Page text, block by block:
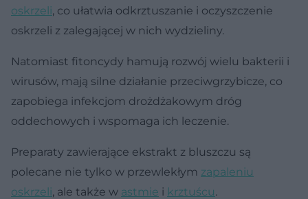
oskrzeli, co ułatwia odkrztuszanie i oczyszczenie
oskrzeli z zalegającej w nich wydzieliny.
Natomiast fitoncydy hamują rozwój wielu bakterii i
wirusów, mają silne działanie przeciwgrzybicze, co
zapobiega infekcjom drożdżakowym dróg
oddechowych i wspomaga ich leczenie.
Preparaty zawierające ekstrakt z bluszczu są
polecane nie tylko w przewlekłym zapaleniu
oskrzeli, ale także w astmie i krztuścu.